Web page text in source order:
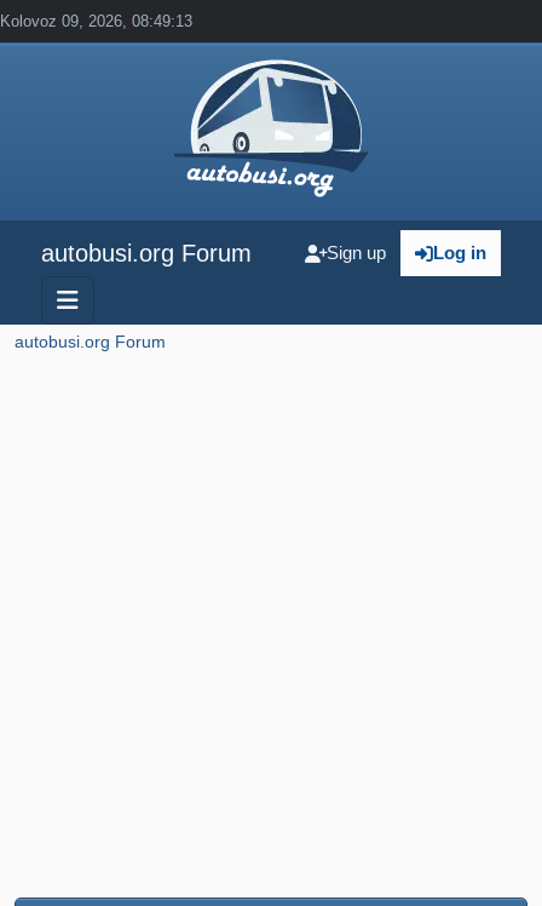
Kolovoz 09, 2026, 08:49:13
autobusi.org Forum Log in
Sign up
autobusi.org Forum